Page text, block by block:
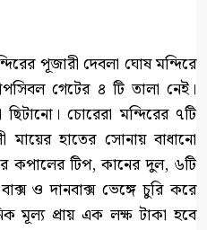
পূজারী দেবলা ঘোষ মন্দিরে
গেটের ৪ টি তালা নেই।
চোরেরা মন্দিরের ৭টি
মায়ের হাতের সোনায় বাধানো
কপালের টিপ, কানের দুল, ৬টি
ও দানবাক্স ভেঙ্গে চুরি করে
মূল্য প্রায় এক লক্ষ টাকা হবে